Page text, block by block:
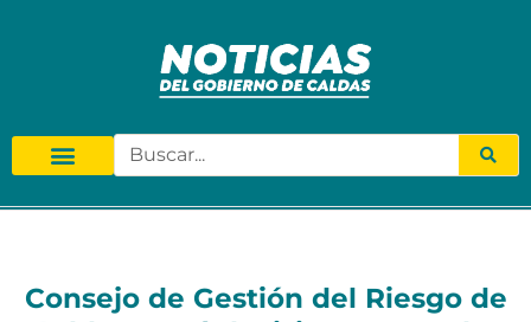
Consejo de Gestión del Riesgo de